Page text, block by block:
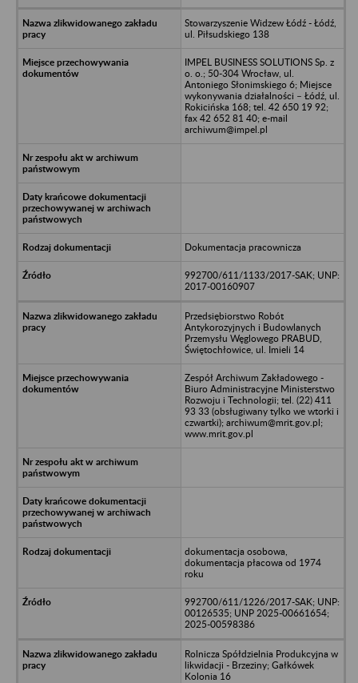
Stowarzyszenie Widzew Łódź - Łódź,
ul. Piłsudskiego 138
IMPEL BUSINESS SOLUTIONS Sp. z
o. o.; 50-304 Wrocław, ul.
Antoniego Słonimskiego 6; Miejsce
wykonywania działalności – Łódź, ul.
Rokicińska 168; tel. 42 650 19 92;
fax 42 652 81 40; e-mail
archiwum@impel.pl
Dokumentacja pracownicza
992700/611/1133/2017-SAK; UNP:
2017-00160907
Przedsiębiorstwo Robót
Antykorozyjnych i Budowlanych
Przemysłu Węglowego PRABUD,
Świętochłowice, ul. Imieli 14
Zespół Archiwum Zakładowego -
Biuro Administracyjne Ministerstwo
Rozwoju i Technologii; tel. (22) 411
93 33 (obsługiwany tylko we wtorki i
czwartki); archiwum@mrit.gov.pl;
www.mrit.gov.pl
dokumentacja osobowa,
dokumentacja płacowa od 1974
roku
992700/611/1226/2017-SAK; UNP:
00126535; UNP 2025-00661654;
2025-00598386
Rolnicza Spółdzielnia Produkcyjna w
likwidacji - Brzeziny; Gałkówek
Kolonia 16